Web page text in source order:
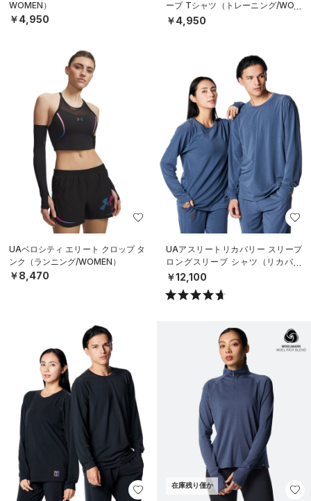
WOMEN）
￥4,950
ーブ Tシャツ（トレーニング/WOM
EN）
￥4,950
UAベロシティ エリート クロップ タ
ンク（ランニング/WOMEN）
￥8,470
UAアスリートリカバリー スリープ
ロングスリーブ シャツ（リカバリ
ー/UNISEX）
￥12,100
在庫残り僅か